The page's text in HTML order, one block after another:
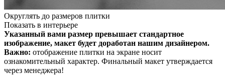
Округлять до размеров плитки
Показать в интерьере
Указанный вами размер превышает стандартное
изображение, макет будет доработан нашим дизайнером.
Важно: отображение плитки на экране носит
ознакомительный характер. Финальный макет утверждается
через менеджера!